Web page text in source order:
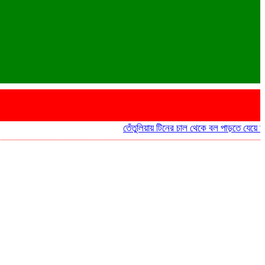
তেঁতুলিয়ায় টিনের চাল থেকে বল পাড়তে যেয়ে